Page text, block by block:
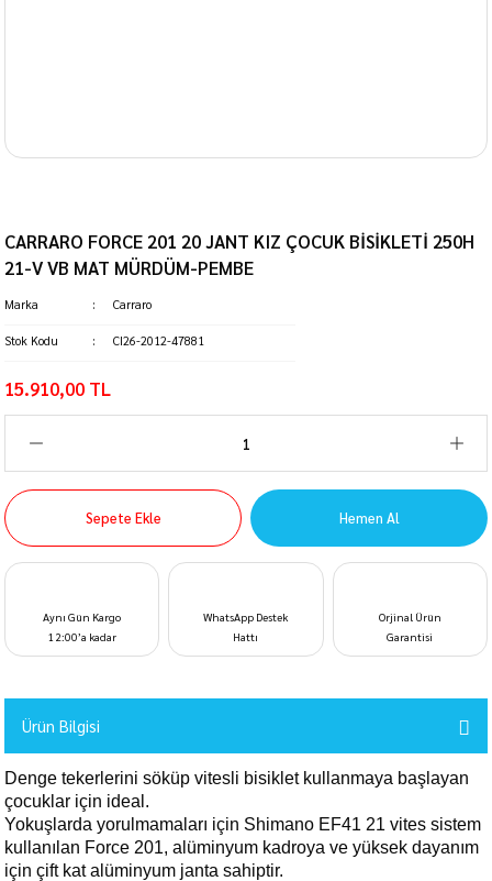
CARRARO FORCE 201 20 JANT KIZ ÇOCUK BİSİKLETİ 250H
21-V VB MAT MÜRDÜM-PEMBE
Marka Carraro
Stok Kodu CI26-2012-47881
15.910,00 TL
Sepete Ekle Hemen Al
Aynı Gün Kargo
12:00’a kadar
WhatsApp Destek
Hattı
Orjinal Ürün
Garantisi
Ürün Bilgisi
Denge tekerlerini söküp vitesli bisiklet kullanmaya başlayan
çocuklar için ideal.
Yokuşlarda yorulmamaları için Shimano EF41 21 vites sistem
kullanılan Force 201, alüminyum kadroya ve yüksek dayanım
için çift kat alüminyum janta sahiptir.